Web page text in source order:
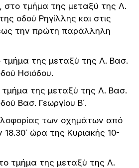
στο τμήμα της μεταξύ της Λ.
οδού Ρηγίλλης και στις
την πρώτη παράλληλη
της μεταξύ της Λ. Βασ.
Ησιόδου.
της μεταξύ της Λ. Βασ.
Βασ. Γεωργίου Β΄.
των οχημάτων από
18.30΄ ώρα της Κυριακής 10-
τμήμα της μεταξύ της Λ.